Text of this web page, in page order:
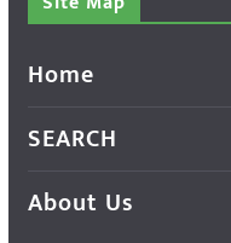
Home
SEARCH
About Us